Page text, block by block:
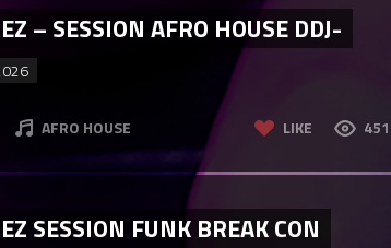
LIKE 451
– SESSION AFRO HOUSE DDJ-
AFRO HOUSE
SESSION FUNK BREAK CON